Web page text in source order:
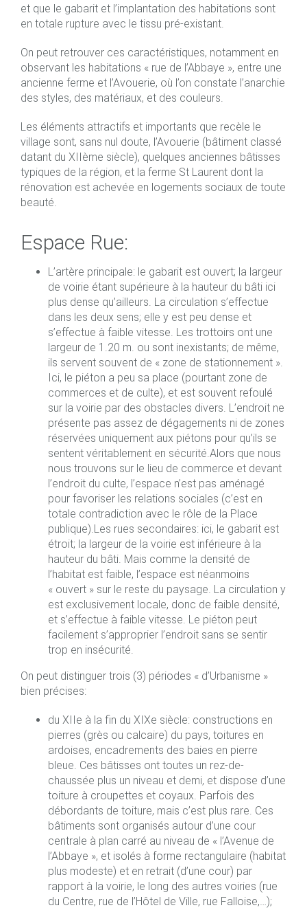
et que le gabarit et l’implantation des habitations sont
en totale rupture avec le tissu pré-existant.
On peut retrouver ces caractéristiques, notamment en
observant les habitations « rue de l’Abbaye », entre une
ancienne ferme et l’Avouerie, où l’on constate l’anarchie
des styles, des matériaux, et des couleurs.
Les éléments attractifs et importants que recèle le
village sont, sans nul doute, l’Avouerie (bâtiment classé
datant du XIIème siècle), quelques anciennes bâtisses
typiques de la région, et la ferme St Laurent dont la
rénovation est achevée en logements sociaux de toute
beauté.
Espace Rue:
L’artère principale: le gabarit est ouvert; la largeur
de voirie étant supérieure à la hauteur du bâti ici
plus dense qu’ailleurs. La circulation s’effectue
dans les deux sens; elle y est peu dense et
s’effectue à faible vitesse. Les trottoirs ont une
largeur de 1.20 m. ou sont inexistants; de même,
ils servent souvent de « zone de stationnement ».
Ici, le piéton a peu sa place (pourtant zone de
commerces et de culte), et est souvent refoulé
sur la voirie par des obstacles divers. L’endroit ne
présente pas assez de dégagements ni de zones
réservées uniquement aux piétons pour qu’ils se
sentent véritablement en sécurité.Alors que nous
nous trouvons sur le lieu de commerce et devant
l’endroit du culte, l’espace n’est pas aménagé
pour favoriser les relations sociales (c’est en
totale contradiction avec le rôle de la Place
publique).Les rues secondaires: ici, le gabarit est
étroit; la largeur de la voirie est inférieure à la
hauteur du bâti. Mais comme la densité de
l’habitat est faible, l’espace est néanmoins
« ouvert » sur le reste du paysage. La circulation y
est exclusivement locale, donc de faible densité,
et s’effectue à faible vitesse. Le piéton peut
facilement s’approprier l’endroit sans se sentir
trop en insécurité.
On peut distinguer trois (3) périodes « d’Urbanisme »
bien précises:
du XIIe à la fin du XIXe siècle: constructions en
pierres (grès ou calcaire) du pays, toitures en
ardoises, encadrements des baies en pierre
bleue. Ces bâtisses ont toutes un rez-de-
chaussée plus un niveau et demi, et dispose d’une
toiture à croupettes et coyaux. Parfois des
débordants de toiture, mais c’est plus rare. Ces
bâtiments sont organisés autour d’une cour
centrale à plan carré au niveau de « l’Avenue de
l’Abbaye », et isolés à forme rectangulaire (habitat
plus modeste) et en retrait (d’une cour) par
rapport à la voirie, le long des autres voiries (rue
du Centre, rue de l’Hôtel de Ville, rue Falloise,…);